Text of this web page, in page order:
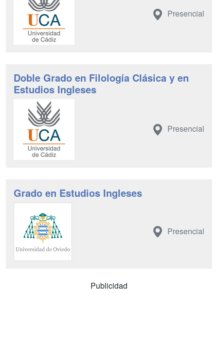
Presencial
Doble Grado en Filología Clásica y en
Estudios Ingleses
Presencial
Grado en Estudios Ingleses
Presencial
Publicidad